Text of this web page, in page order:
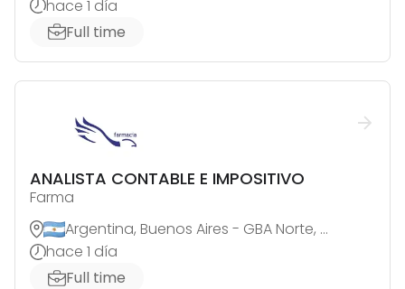
hace 1 día
Full time
ANALISTA CONTABLE E IMPOSITIVO
Farma
Argentina, Buenos Aires - GBA Norte, Jose C. Paz
hace 1 día
Full time